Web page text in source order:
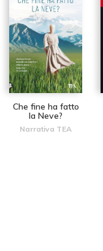
Che fine ha fatto
la Neve?
Narrativa TEA